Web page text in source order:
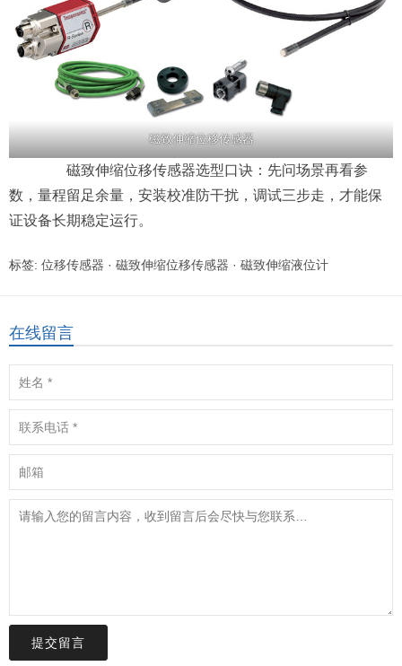
磁致伸缩位移传感器
磁致伸缩位移传感器选型口诀：先问场景再看参
数，量程留足余量，安装校准防干扰，调试三步走，才能保
证设备长期稳定运行。
标签: 位移传感器 · 磁致伸缩位移传感器 · 磁致伸缩液位计
在线留言
提交留言